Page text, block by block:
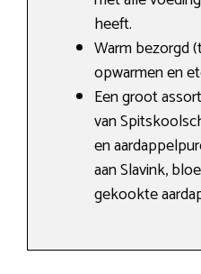
heeft.
Warm bezorgd
opwarmen en
Een groot
van
en
aan Slavink,
gekookte